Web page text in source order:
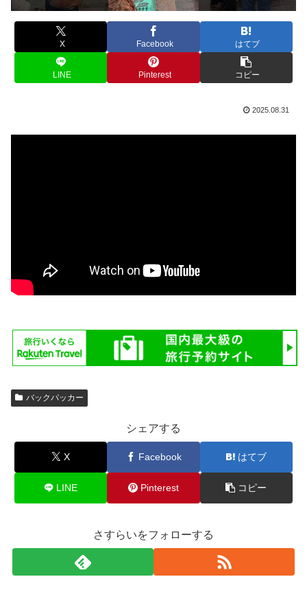
X Facebook はてブ
LINE Pinterest コピー
2025.08.31
バックパッカー
シェアする
X Facebook はてブ
LINE Pinterest コピー
さすらいをフォローする